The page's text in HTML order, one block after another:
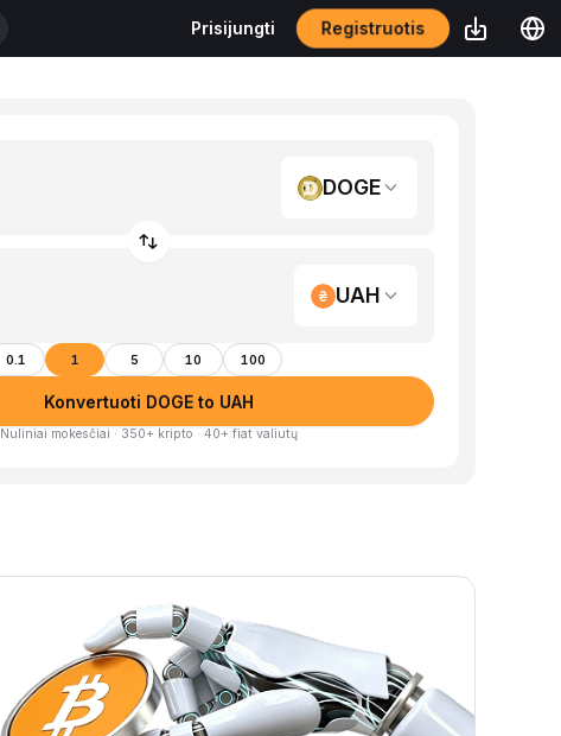
Prisijungti Registruotis
DOGE
UAH
0.1 1 5 10 100
Konvertuoti DOGE to UAH
Nuliniai mokesčiai · 350+ kripto · 40+ fiat valiutų